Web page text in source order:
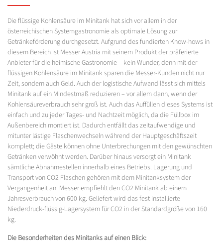
Die flüssige Kohlensäure im Minitank hat sich vor allem in der
österreichischen Systemgastronomie als optimale Lösung zur
Getränkeförderung durchgesetzt. Aufgrund des fundierten Know-hows in
diesem Bereich ist Messer Austria mit seinem Produkt der präferierte
Anbieter für die heimische Gastronomie – kein Wunder, denn mit der
flüssigen Kohlensäure im Minitank sparen die Messer-Kunden nicht nur
Zeit, sondern auch Geld. Auch der logistische Aufwand lässt sich mittels
Minitank auf ein Mindestmaß reduzieren – vor allem dann, wenn der
Kohlensäureverbrauch sehr groß ist. Auch das Auffüllen dieses Systems ist
einfach und zu jeder Tages- und Nachtzeit möglich, da die Füllbox im
Außenbereich montiert ist. Dadurch entfällt das zeitaufwendige und
mitunter lästige Flaschenwechseln während der Hauptgeschäftszeit
komplett; die Gäste können ohne Unterbrechungen mit den gewünschten
Getränken verwöhnt werden. Darüber hinaus versorgt ein Minitank
sämtliche Abnahmestellen innerhalb eines Betriebs. Lagerung und
Transport von CO2 Flaschen gehören mit dem Minitanksystem der
Vergangenheit an. Messer empfiehlt den CO2 Minitank ab einem
Jahresverbrauch von 600 kg. Geliefert wird das fest installierte
Niederdruck-flüssig-Lagersystem für CO2 in der Standardgröße von 160
kg.
Die Besonderheiten des Minitanks auf einen Blick: